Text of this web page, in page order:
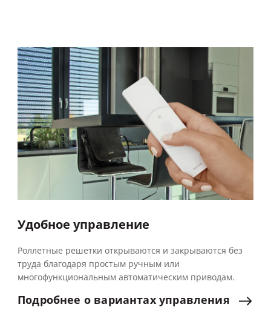
Удобное управление
Роллетные решетки открываются и закрываются без
труда благодаря простым ручным или
многофункциональным автоматическим приводам.
Подробнее о вариантахуправления